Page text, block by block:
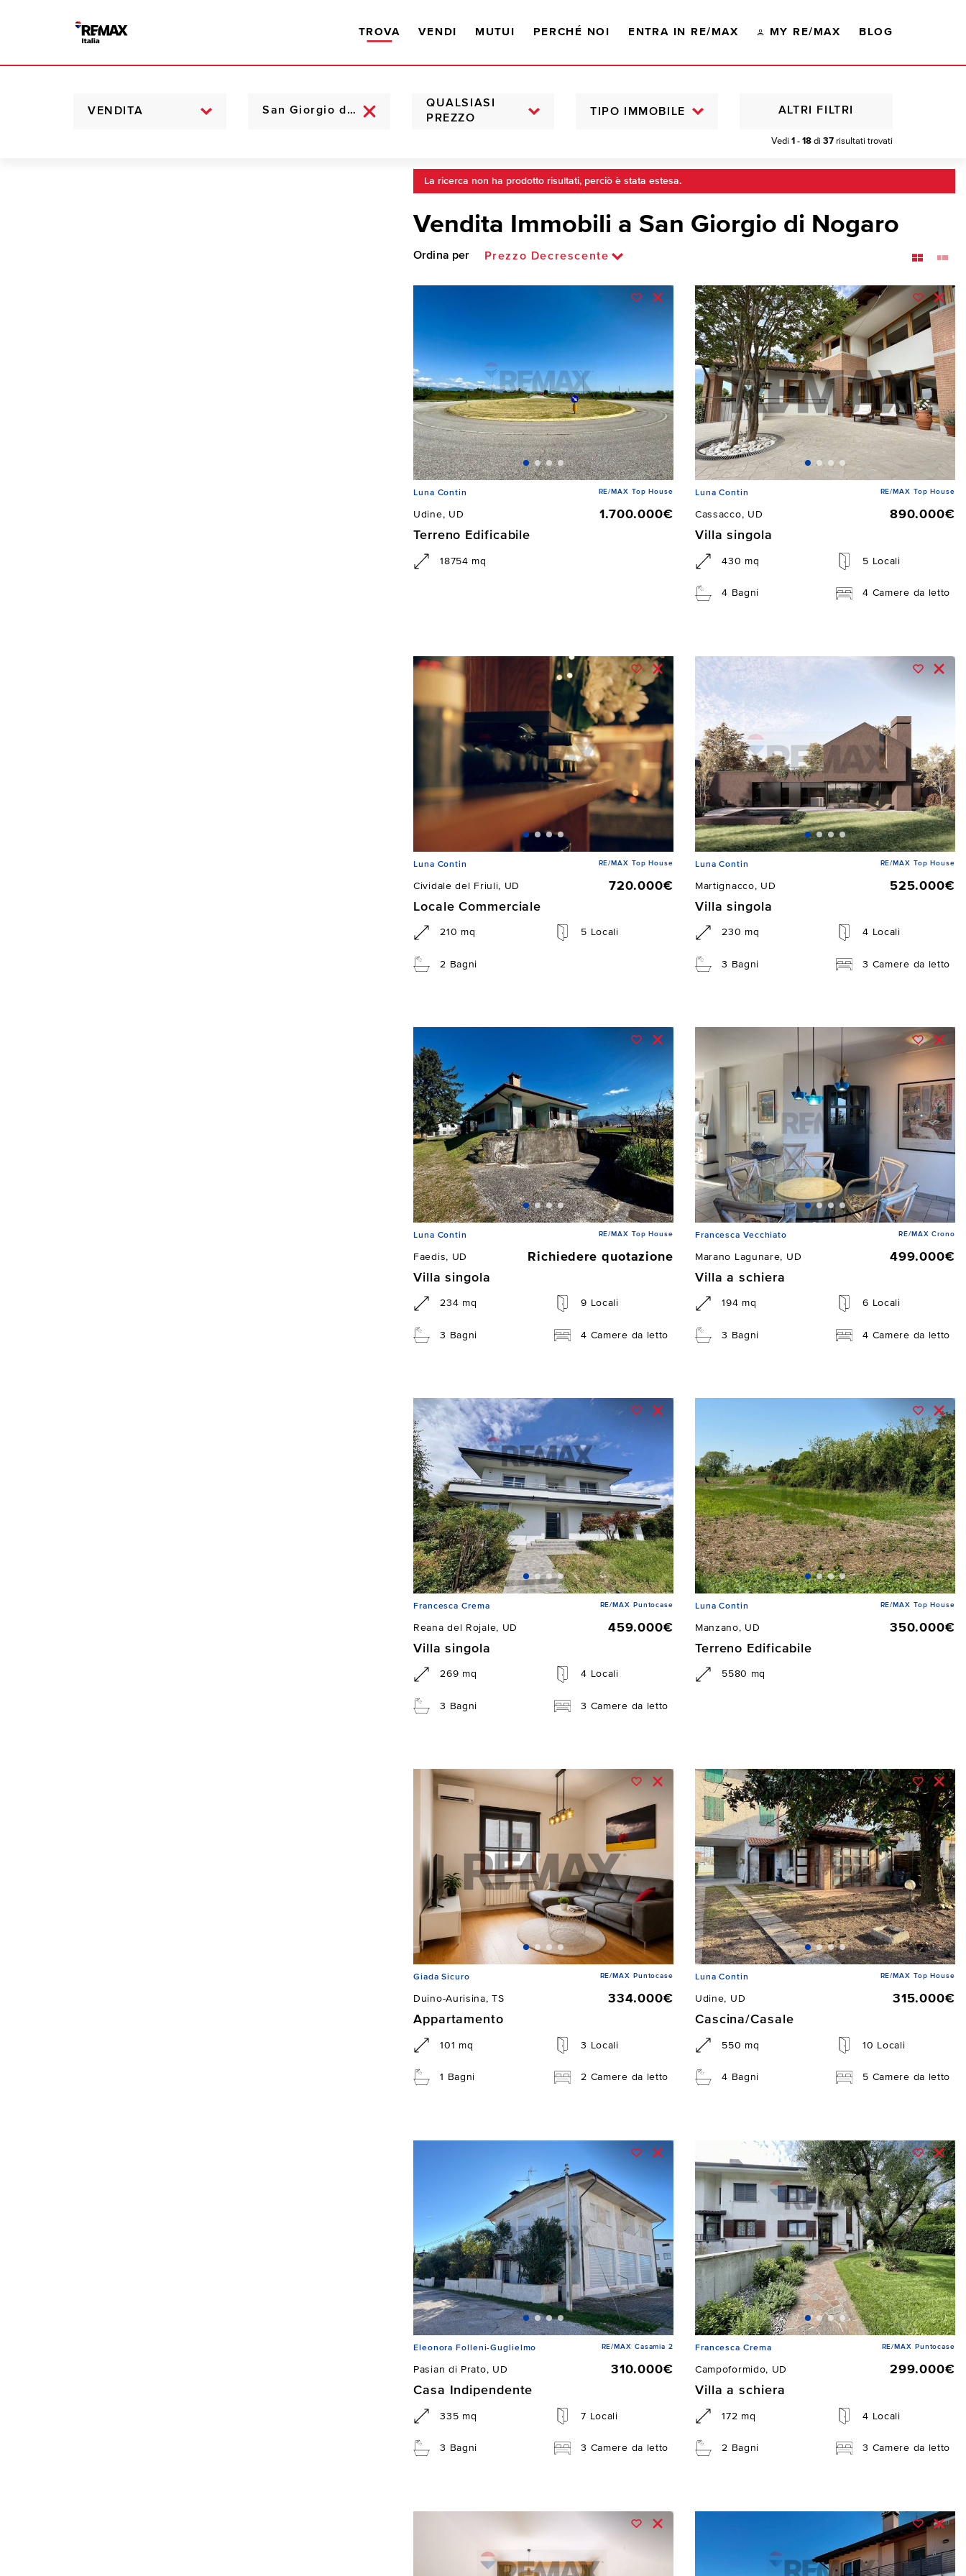
TROVA VENDI MUTUI PERCHÉ NOI ENTRA IN RE/MAX MY RE/MAX BLOG
VENDITA
QUALSIASI
PREZZO
TIPO IMMOBILE
Vedi 1 - 18 di 37 risultati trovati
ALTRI FILTRI
La ricerca non ha prodotto risultati, perciò è stata estesa.
Vendita Immobili a San Giorgio di Nogaro
Ordina per Prezzo Decrescente
Luna Contin RE/MAX Top House
Udine, UD
1.700.000€
Terreno Edificabile
18754 mq
Luna Contin RE/MAX Top House
Cassacco, UD
890.000€
Villa singola
430 mq 5 Locali
4 Bagni 4 Camere da letto
Luna Contin RE/MAX Top House
Cividale del Friuli, UD
720.000€
Locale Commerciale
210 mq 5 Locali
2 Bagni
Luna Contin RE/MAX Top House
Martignacco, UD
525.000€
Villa singola
230 mq 4 Locali
3 Bagni 3 Camere da letto
Luna Contin RE/MAX Top House
Faedis, UD
Richiedere quotazione
Villa singola
234 mq 9 Locali
3 Bagni 4 Camere da letto
Francesca Vecchiato RE/MAX Crono
Marano Lagunare, UD
499.000€
Villa a schiera
194 mq 6 Locali
3 Bagni 4 Camere da letto
Francesca Crema RE/MAX Puntocase
Reana del Rojale, UD
459.000€
Villa singola
269 mq 4 Locali
3 Bagni 3 Camere da letto
Luna Contin RE/MAX Top House
Manzano, UD
350.000€
Terreno Edificabile
5580 mq
Giada Sicuro RE/MAX Puntocase
Duino-Aurisina, TS
334.000€
Appartamento
101 mq 3 Locali
1 Bagni 2 Camere da letto
Luna Contin RE/MAX Top House
Udine, UD
315.000€
Cascina/Casale
550 mq 10 Locali
4 Bagni 5 Camere da letto
Eleonora Folleni-Guglielmo RE/MAX Casamia 2
Pasian di Prato, UD
310.000€
Casa Indipendente
335 mq 7 Locali
3 Bagni 3 Camere da letto
Francesca Crema RE/MAX Puntocase
Campoformido, UD
299.000€
Villa a schiera
172 mq 4 Locali
2 Bagni 3 Camere da letto